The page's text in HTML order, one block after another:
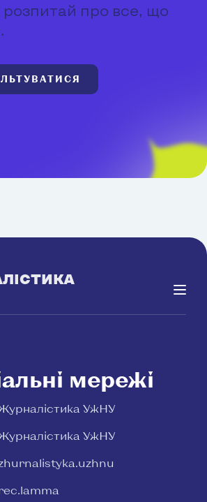
розпитай про все, що
мережі
УжНУ
УжНУ